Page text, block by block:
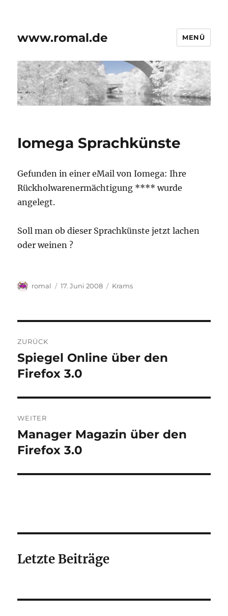
www.romal.de MENÜ
Iomega Sprachkünste
Gefunden in einer eMail von Iomega: Ihre
Rückholwarenermächtigung **** wurde
angelegt.
Soll man ob dieser Sprachkünste jetzt lachen
oder weinen ?
Autor
romal
Veröffentlicht
17. Juni 2008 Kategorien
Krams
ZURÜCK
Vorheriger
Beitrag:
Spiegel Online über den
Firefox 3.0
WEITER
Nächster
Beitrag:
Manager Magazin über den
Firefox 3.0
Letzte Beiträge